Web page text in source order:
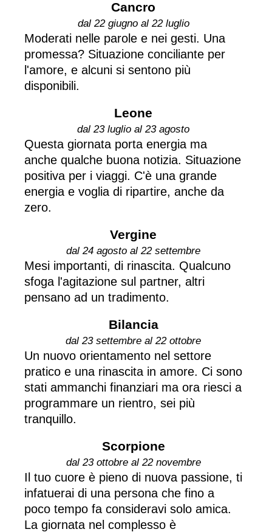
Cancro
dal 22 giugno al 22 luglio
Moderati nelle parole e nei gesti. Una
promessa? Situazione conciliante per
l'amore, e alcuni si sentono più
disponibili.
Leone
dal 23 luglio al 23 agosto
Questa giornata porta energia ma
anche qualche buona notizia. Situazione
positiva per i viaggi. C'è una grande
energia e voglia di ripartire, anche da
zero.
Vergine
dal 24 agosto al 22 settembre
Mesi importanti, di rinascita. Qualcuno
sfoga l'agitazione sul partner, altri
pensano ad un tradimento.
Bilancia
dal 23 settembre al 22 ottobre
Un nuovo orientamento nel settore
pratico e una rinascita in amore. Ci sono
stati ammanchi finanziari ma ora riesci a
programmare un rientro, sei più
tranquillo.
Scorpione
dal 23 ottobre al 22 novembre
Il tuo cuore è pieno di nuova passione, ti
infatuerai di una persona che fino a
poco tempo fa consideravi solo amica.
La giornata nel complesso è